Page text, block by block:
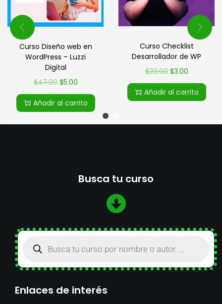
Curso Diseño web en
WordPress – Luzzi
Digital
$47.00 $5.00
Añadir al carrito
Curso Checklist
Desarrollador de WP
$29.00 $3.00
Añadir al carrito
Busca tu curso
Enlaces de interés